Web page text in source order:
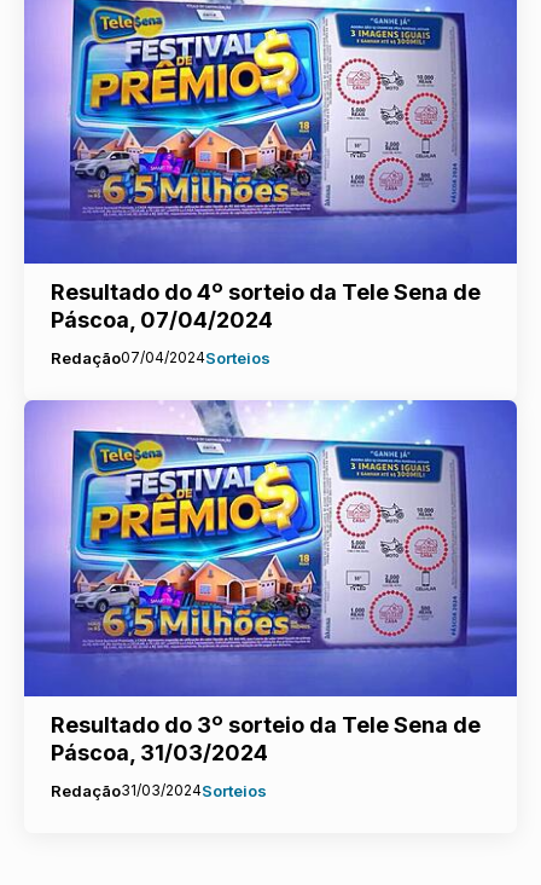
Resultado do 4º sorteio da Tele Sena de
Páscoa, 07/04/2024
Redação07/04/2024Sorteios
Resultado do 3º sorteio da Tele Sena de
Páscoa, 31/03/2024
Redação31/03/2024Sorteios